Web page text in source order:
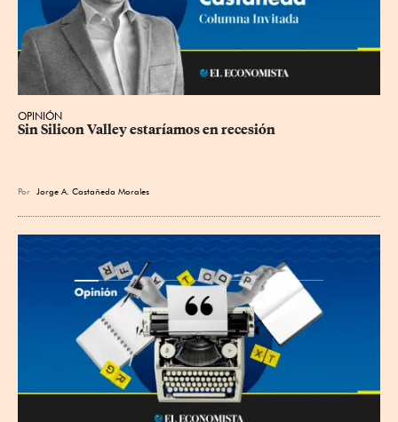
OPINIÓN
Sin Silicon Valley estaríamos en recesión
Por Jorge A. Castañeda Morales